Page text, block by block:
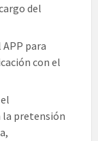
del
para
con el
la pretensión